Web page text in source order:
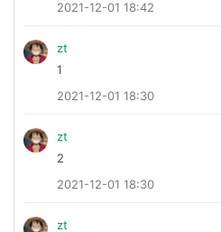
2021-12-01 18:42
zt
1
2021-12-01 18:30
zt
2
2021-12-01 18:30
zt